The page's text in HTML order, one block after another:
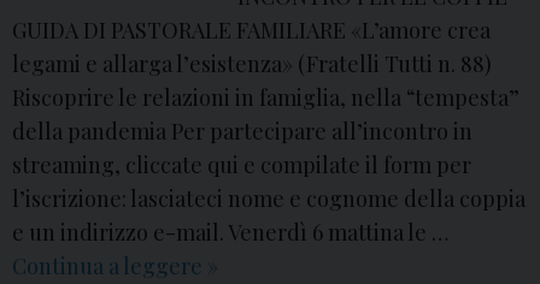
GUIDA DI PASTORALE FAMILIARE «L’amore crea
legami e allarga l’esistenza» (Fratelli Tutti n. 88)
Riscoprire le relazioni in famiglia, nella “tempesta”
della pandemia Per partecipare all’incontro in
streaming, cliccate qui e compilate il form per
l’iscrizione: lasciateci nome e cognome della coppia
e un indirizzo e-mail. Venerdì 6 mattina le …
Continua a leggere 6»